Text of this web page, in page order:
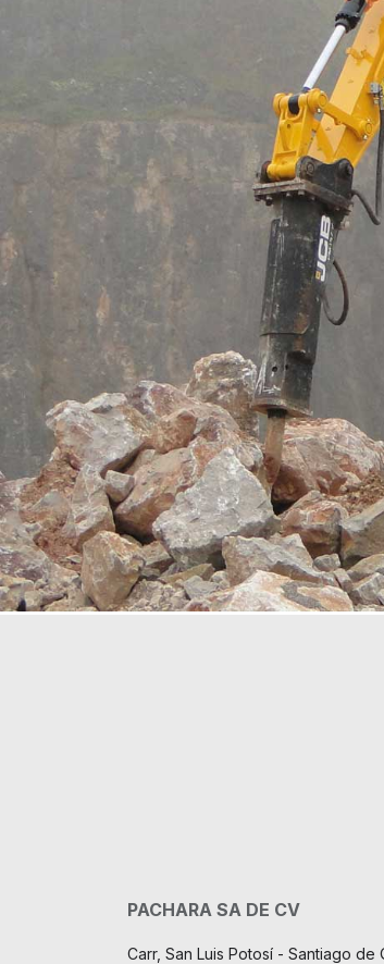
PACHARA SA DE CV
Carr, San Luis Potosí - Santiago de